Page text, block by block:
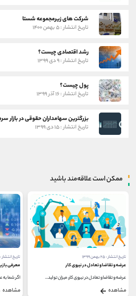
شرکت های زیرمجموعه شستا
تاریخ انتشار : ۵ بهمن ۱۴۰۰
رشد اقتصادی چیست؟
تاریخ انتشار : ۹ دی ۱۳۹۹
پول چیست؟
تاریخ انتشار : ۱۶ آذر ۱۳۹۹
بزرگترین سهامداران حقوقی در بازار
تاریخ انتشار : ۱۵ دی ۱۳۹۹
ممکن است علاقه‌مند باشید
تاریخ انتشار : ۲۵ بهمن ۱۳۹۹
عرضه و تقاضا و تعادل در نیروی کار
عرضه و تقاضا و تعادل در نیروی کار، میزان تولید...
مشاهده
تاریخ انتشار : ۱۹ شهریور ۱۳۹۹
معرفی
اگر شما به
مشاهده